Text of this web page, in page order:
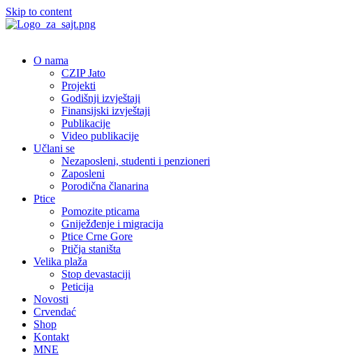
Skip to content
O nama
CZIP Jato
Projekti
Godišnji izvještaji
Finansijski izvještaji
Publikacije
Video publikacije
Učlani se
Nezaposleni, studenti i penzioneri
Zaposleni
Porodična članarina
Ptice
Pomozite pticama
Gniježđenje i migracija
Ptice Crne Gore
Ptičja staništa
Velika plaža
Stop devastaciji
Peticija
Novosti
Crvendać
Shop
Kontakt
MNE